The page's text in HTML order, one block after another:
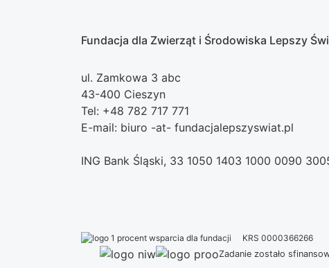
Fundacja dla Zwierząt i Środowiska Lepszy
ul. Zamkowa 3 abc
43-400 Cieszyn
Tel: +48 782 717 771
E-mail: biuro -at- fundacjalepszyswiat.pl
ING Bank Śląski, 33 1050 1403 1000 0090
KRS 0000366266
Zadanie zostało